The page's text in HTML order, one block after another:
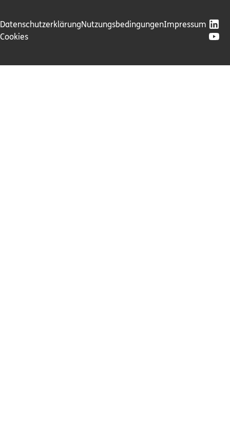
DatenschutzerklärungNutzungsbedingungenImpressum
Cookies